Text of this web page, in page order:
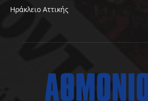
Ηράκλειο Αττικής